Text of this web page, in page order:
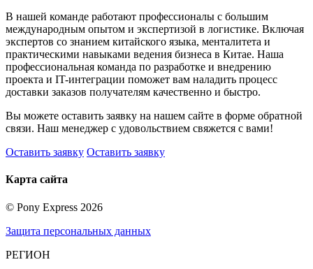
В нашей команде работают профессионалы с большим
международным опытом и экспертизой в логистике. Включая
экспертов со знанием китайского языка, менталитета и
практическими навыками ведения бизнеса в Китае. Наша
профессиональная команда по разработке и внедрению
проекта и IT-интеграции поможет вам наладить процесс
доставки заказов получателям качественно и быстро.
Вы можете оставить заявку на нашем сайте в форме обратной
связи. Наш менеджер с удовольствием свяжется с вами!
Оставить заявку Оставить заявку
Карта сайта
© Pony Express 2026
Защита персональных данных
РЕГИОН